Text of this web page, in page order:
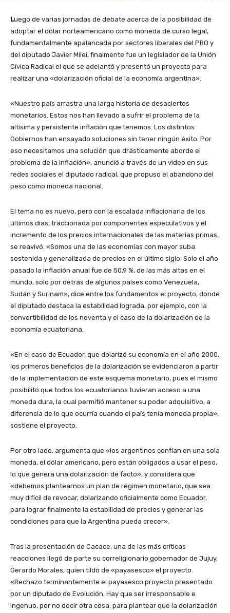
Luego de varias jornadas de debate acerca de la posibilidad de
adoptar el dólar norteamericano como moneda de curso legal,
fundamentalmente apalancada por sectores liberales del PRO y
del diputado Javier Milei, finalmente fue un legislador de la Unión
Cívica Radical el que se adelantó y presentó un proyecto para
realizar una «dolarización oficial de la economía argentina».
«Nuestro país arrastra una larga historia de desaciertos
monetarios. Estos nos han llevado a sufrir el problema de la
altísima y persistente inflación que tenemos. Los distintos
Gobiernos han ensayado soluciones sin tener ningún éxito. Por
eso necesitamos una solución que drásticamente aborde el
problema de la inflación», anunció a través de un video en sus
redes sociales el diputado radical, que propuso el abandono del
peso como moneda nacional.
El tema no es nuevo, pero con la escalada inflacionaria de los
últimos días, traccionada por componentes especulativos y el
incremento de los precios internacionales de las materias primas,
se reavivó. «Somos una de las economías con mayor suba
sostenida y generalizada de precios en el último siglo. Solo el año
pasado la inflación anual fue de 50,9 %, de las más altas en el
mundo, solo por detrás de algunos países como Venezuela,
Sudán y Surinam», dice entre los fundamentos el proyecto, donde
el diputado destaca la estabilidad lograda, por ejemplo, con la
convertibilidad de los noventa y el caso de la dolarización de la
economía ecuatoriana.
«En el caso de Ecuador, que dolarizó su economía en el año 2000,
los primeros beneficios de la dolarización se evidenciaron a partir
de la implementación de este esquema monetario, pues el mismo
posibilitó que todos los ecuatorianos tuvieran acceso a una
moneda dura, la cual permitió mantener su poder adquisitivo, a
diferencia de lo que ocurría cuando el país tenía moneda propia»,
sostiene el proyecto.
Por otro lado, argumenta que «los argentinos confían en una sola
moneda, el dólar americano, pero están obligados a usar el peso,
lo que genera una dolarización de facto», y considera que
«debemos plantearnos un plan de régimen monetario, que sea
muy difícil de revocar, dolarizando oficialmente como Ecuador,
para lograr finalmente la estabilidad de precios y generar las
condiciones para que la Argentina pueda crecer».
Tras la presentación de Cacace, una de las más críticas
reacciones llegó de parte su correligionario gobernador de Jujuy,
Gerardo Morales, quien tildó de «payasesco» el proyecto.
«Rechazo terminantemente el payasesco proyecto presentado
por un diputado de Evolución. Hay que ser irresponsable e
ingenuo, por no decir otra cosa, para plantear que la dolarización